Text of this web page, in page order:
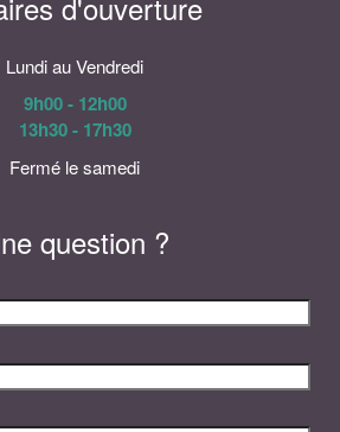
Lundi au Vendredi
9h00 - 12h00
13h30 - 17h30
Fermé le samedi
question ?